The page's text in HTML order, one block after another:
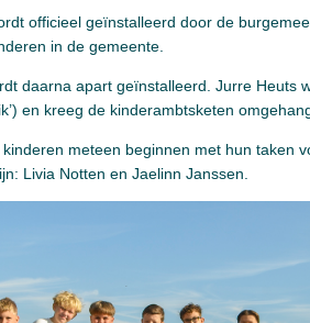
officieel geïnstalleerd door de
in de gemeente.
daarna apart geïnstalleerd. Jurre Heuts
en kreeg de kinderambtsketen
meteen beginnen met hun taken
Livia Notten en Jaelinn Janssen.